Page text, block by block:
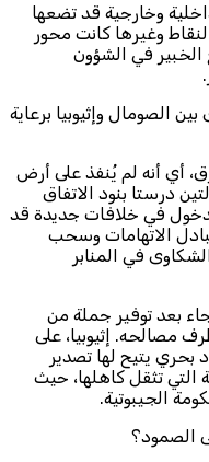
وخارجية قد تضعها
وغيرها كانت محور
الخبير في الشؤون
الصومال وإثيوبيا برعاية
أي أنه لم يُنفذ على أرض
درستا بنود الاتفاق
في خلافات جديدة قد
الاتهامات وسحب
في المنابر
بعد توفير جملة من
مصالحه. إثيوبيا، على
يتيح لها تصدير
التي تثقل كاهلها، حيث
الصمود؟